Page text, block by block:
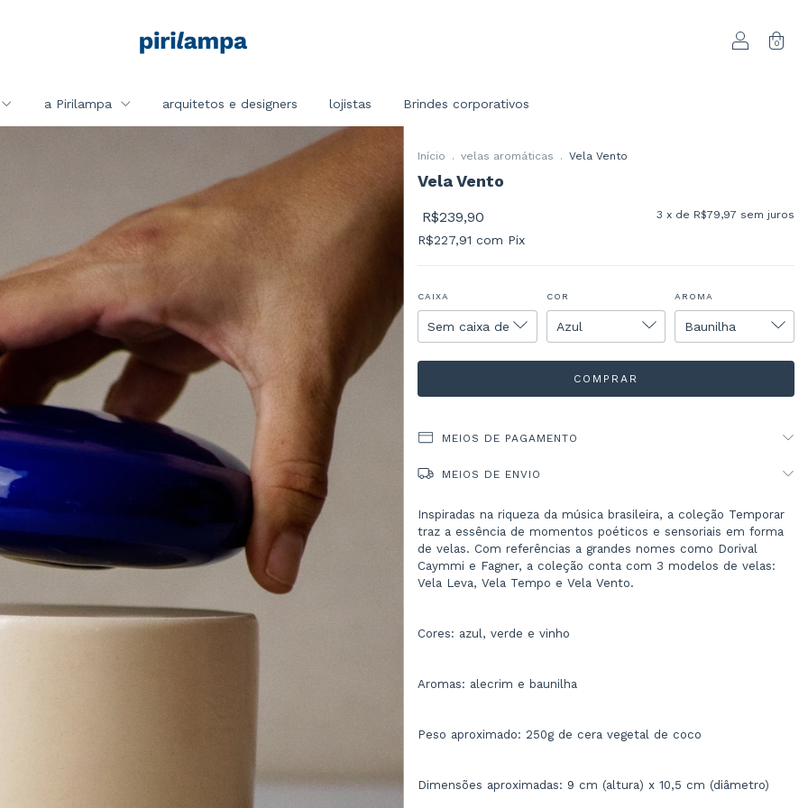
0
a Pirilampa arquitetos e designers lojistas Brindes corporativos
Início . velas aromáticas . Vela Vento
Vela Vento
R$239,90 3 x de R$79,97 sem juros
R$227,91 com Pix
CAIXA COR AROMA
MEIOS DE PAGAMENTO
MEIOS DE ENVIO
Inspiradas na riqueza da música brasileira, a coleção Temporar
traz a essência de momentos poéticos e sensoriais em forma
de velas. Com referências a grandes nomes como Dorival
Caymmi e Fagner, a coleção conta com 3 modelos de velas:
Vela Leva, Vela Tempo e Vela Vento.
Cores: azul, verde e vinho
Aromas: alecrim e baunilha
Peso aproximado: 250g de cera vegetal de coco
Dimensões aproximadas: 9 cm (altura) x 10,5 cm (diâmetro)